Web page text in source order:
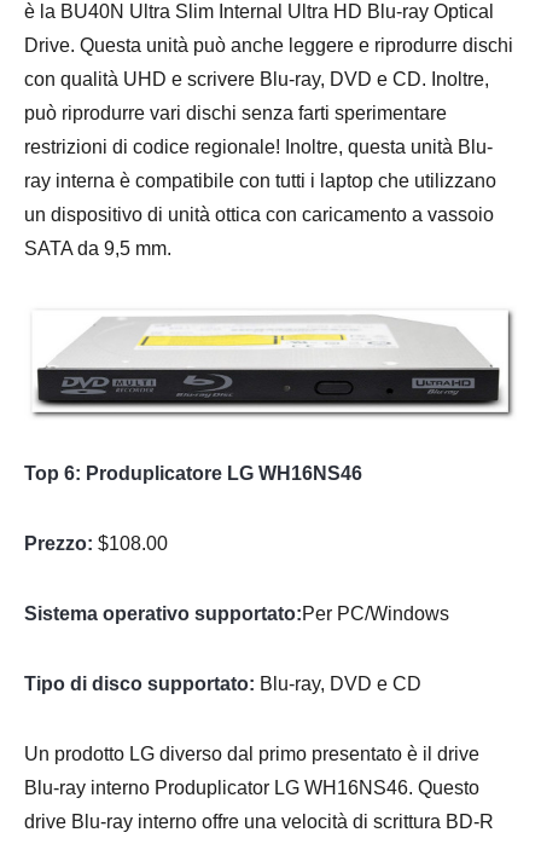
è la BU40N Ultra Slim Internal Ultra HD Blu-ray Optical
Drive. Questa unità può anche leggere e riprodurre dischi
con qualità UHD e scrivere Blu-ray, DVD e CD. Inoltre,
può riprodurre vari dischi senza farti sperimentare
restrizioni di codice regionale! Inoltre, questa unità Blu-
ray interna è compatibile con tutti i laptop che utilizzano
un dispositivo di unità ottica con caricamento a vassoio
SATA da 9,5 mm.
Top 6: Produplicatore LG WH16NS46
Prezzo: $108.00
Sistema operativo supportato:Per PC/Windows
Tipo di disco supportato: Blu-ray, DVD e CD
Un prodotto LG diverso dal primo presentato è il drive
Blu-ray interno Produplicator LG WH16NS46. Questo
drive Blu-ray interno offre una velocità di scrittura BD-R